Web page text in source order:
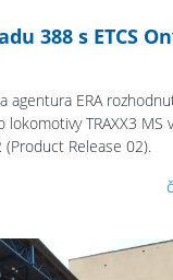
388 s ETCS
agentura ERA
TRAXX3 MS v
Release 02).